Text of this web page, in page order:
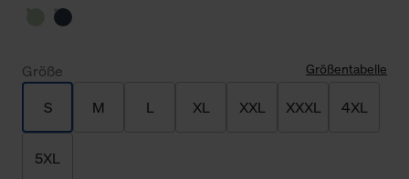
Größe Größentabelle
S M L XL XXL XXXL 4XL
5XL